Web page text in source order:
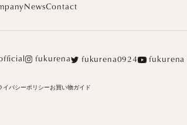
NewsContact
fukurena fukurena0924 fukurena
イバシーポリシーお買い物ガイド